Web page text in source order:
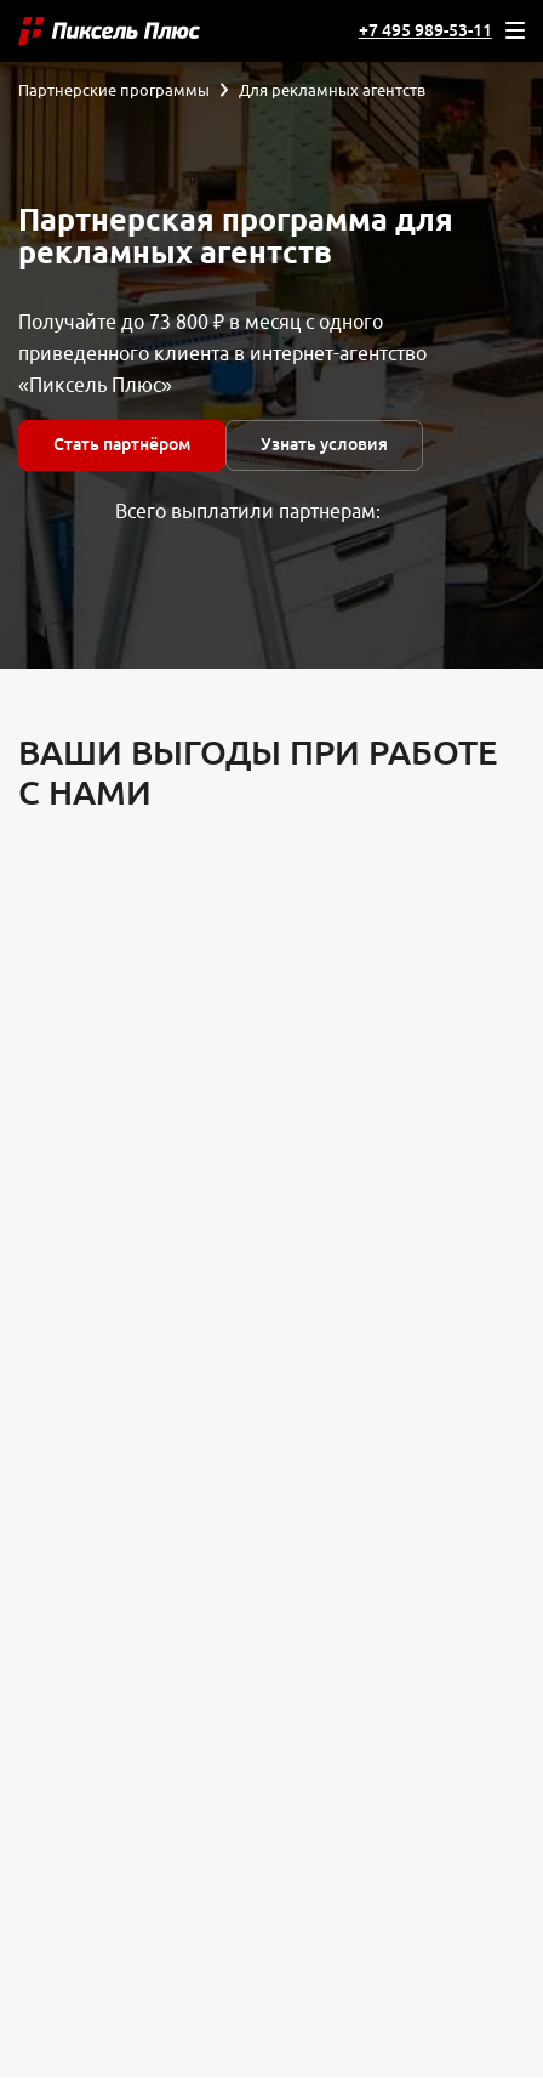
+7 495 989-53-11
Партнерская программа для
рекламных агентств
Получайте до 73 800 ₽ в месяц с одного
приведенного клиента в интернет-агентство
«Пиксель Плюс»
Стать партнёром Узнать условия
Всего выплатили партнерам:
Партнерские программы Для рекламных агентств
ВАШИ ВЫГОДЫ ПРИ РАБОТЕ
С НАМИ